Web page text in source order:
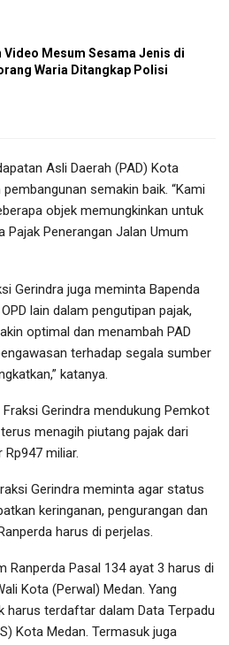
Video Mesum Sesama Jenis di
Waria Ditangkap Polisi
Asli Daerah (PAD) Kota
semakin baik. “Kami
objek memungkinkan untuk
Pajak Penerangan Jalan Umum
Gerindra juga meminta Bapenda
lain dalam pengutipan pajak,
optimal dan menambah PAD
terhadap segala sumber
katanya.
Gerindra mendukung Pemkot
menagih piutang pajak dari
miliar.
Gerindra meminta agar status
keringanan, pengurangan dan
harus di perjelas.
Ranperda Pasal 134 ayat 3 harus di
Kota (Perwal) Medan. Yang
harus terdaftar dalam Data Terpadu
Kota Medan. Termasuk juga